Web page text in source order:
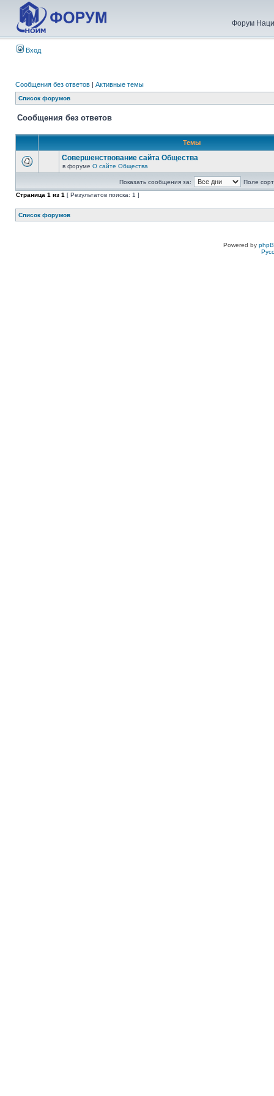
Форум
Вход
Сообщения без ответов | Активные темы
Список форумов
Сообщения без ответов
Темы
Совершенствование сайта Общества
в форуме О сайте Общества
Показать сообщения за:
Поле
Страница 1 из 1 [ Результатов поиска: 1 ]
Список форумов
Powered by